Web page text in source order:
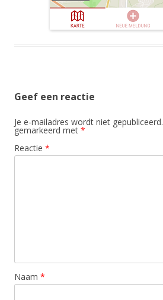
Geef een reactie
Je e-mailadres wordt niet gepubliceerd.
gemarkeerd met *
Reactie *
Naam *